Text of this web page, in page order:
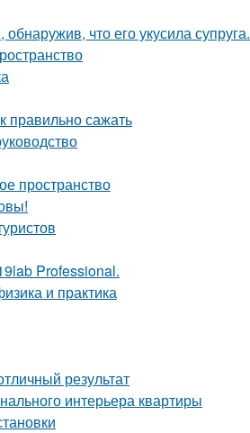
что его укусила супруга.
правильно сажать
пространство
Professional.
и практика
результат
интерьера квартиры